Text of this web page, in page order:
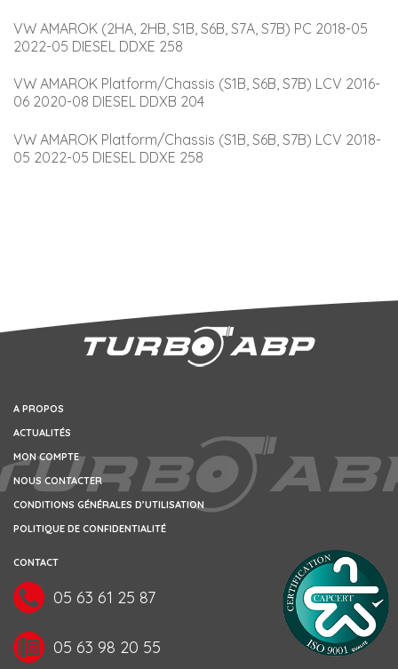
VW AMAROK (2HA, 2HB, S1B, S6B, S7A, S7B) PC 2018-05
2022-05 DIESEL DDXE 258
VW AMAROK Platform/Chassis (S1B, S6B, S7B) LCV 2016-
06 2020-08 DIESEL DDXB 204
VW AMAROK Platform/Chassis (S1B, S6B, S7B) LCV 2018-
05 2022-05 DIESEL DDXE 258
A PROPOS
ACTUALITÉS
MON COMPTE
NOUS CONTACTER
CONDITIONS GÉNÉRALES D’UTILISATION
POLITIQUE DE CONFIDENTIALITÉ
CONTACT
05 63 61 25 87
05 63 98 20 55